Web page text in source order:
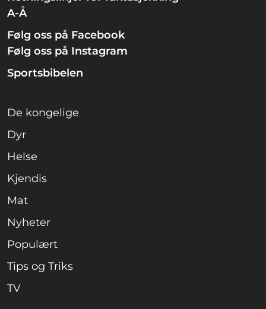
A-Å
Følg oss på Facebook
Følg oss på Instagram
Sportsbibelen
De kongelige
Dyr
Helse
Kjendis
Mat
Nyheter
Populært
Tips og Triks
TV